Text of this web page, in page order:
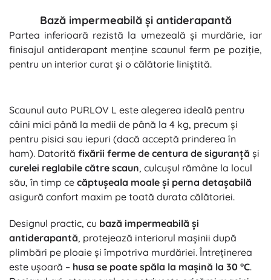
Bază impermeabilă și antiderapantă
Partea inferioară rezistă la umezeală și murdărie, iar
finisajul antiderapant menține scaunul ferm pe poziție,
pentru un interior curat și o călătorie liniștită.
Scaunul auto PURLOV L este alegerea ideală pentru
câini mici până la medii de până la 4 kg, precum și
pentru pisici sau iepuri (dacă acceptă prinderea în
ham). Datorită fixării ferme de centura de siguranță și
curelei reglabile către scaun, culcușul rămâne la locul
său, în timp ce căptușeala moale și perna detașabilă
asigură confort maxim pe toată durata călătoriei.
Designul practic, cu bază impermeabilă și
antiderapantă, protejează interiorul mașinii după
plimbări pe ploaie și împotriva murdăriei. Întreținerea
este ușoară – husa se poate spăla la mașină la 30 °C.